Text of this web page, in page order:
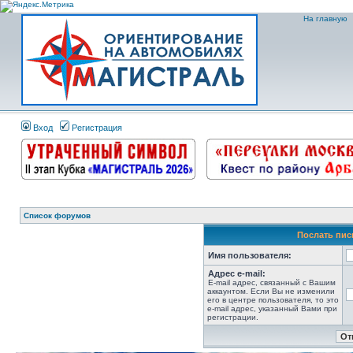
На главную
Вход Регистрация
Список форумов
Послать
Имя пользователя:
Адрес e-mail:
E-mail адрес, связанный с Вашим
аккаунтом. Если Вы не изменили
его в центре пользователя, то это
e-mail адрес, указанный Вами при
регистрации.